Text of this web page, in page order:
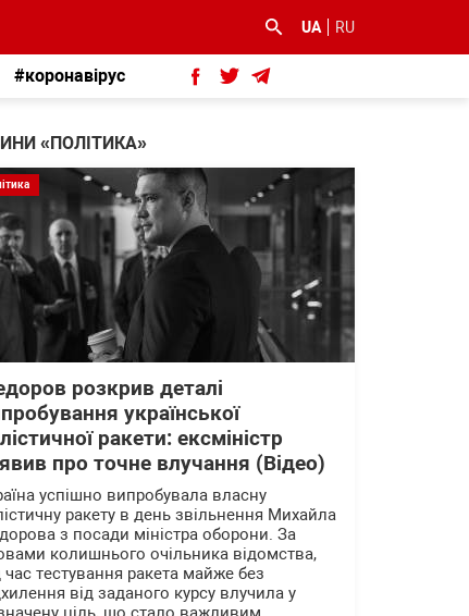
UA RU
#коронавірус
«ПОЛІТИКА»
розкрив деталі
української
ракети: ексміністр
про точне влучання (Відео)
успішно випробувала власну
ракету в день звільнення Михайла
з посади міністра оборони. За
колишнього очільника відомства,
час тестування ракета майже без
від заданого курсу влучила у